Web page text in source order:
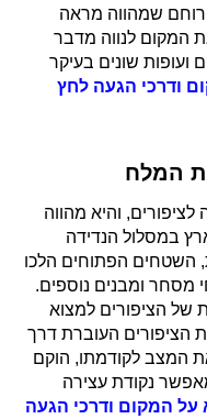
שמהווה מראה
המקום לנווה מדבר
ועופות שונים בעיקר
ודרכי הגעה לחץ
המלח
והיא מהווה
במסלול הנדידה
השטחים הפתוחים הלכו
מסחר ומבנים נוספים.
של הציפורים למצוא
הציפורים העוברת דרך
המצב לקודמתו, הוקם
נקודת עצירה
על המקום ודרכי הגעה